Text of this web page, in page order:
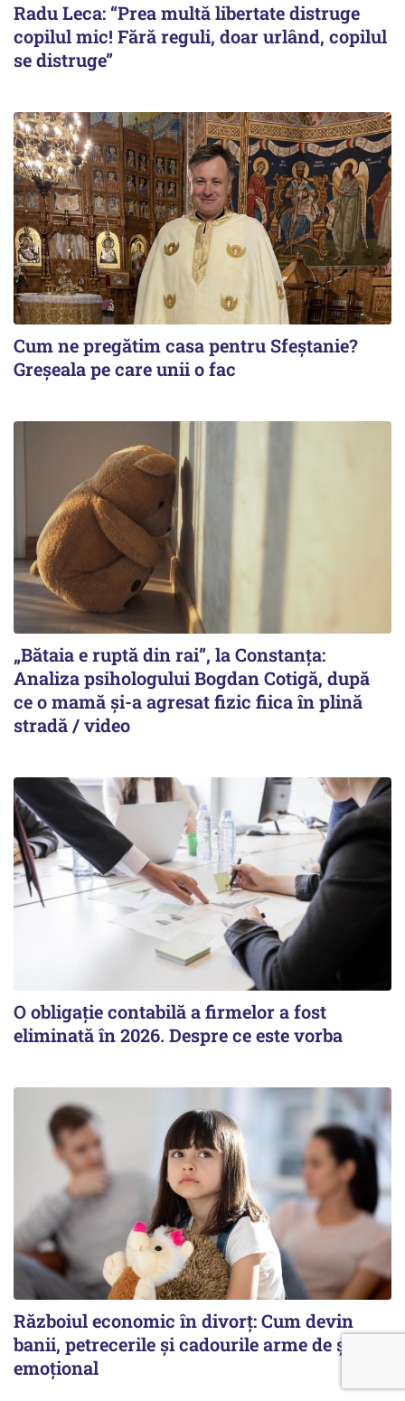
Radu Leca: “Prea multă libertate distruge
copilul mic! Fără reguli, doar urlând, copilul
se distruge”
Cum ne pregătim casa pentru Sfeștanie?
Greșeala pe care unii o fac
„Bătaia e ruptă din rai”, la Constanța:
Analiza psihologului Bogdan Cotigă, după
ce o mamă și-a agresat fizic fiica în plină
stradă / video
O obligație contabilă a firmelor a fost
eliminată în 2026. Despre ce este vorba
Războiul economic în divorț: Cum devin
banii, petrecerile și cadourile arme de șantaj
emoțional